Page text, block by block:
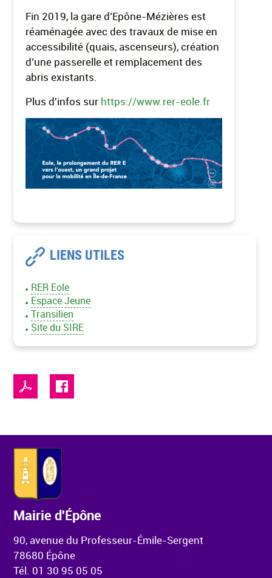
Fin 2019, la gare d’Epône-Mézières est
réaménagée avec des travaux de mise en
accessibilité (quais, ascenseurs), création
d’une passerelle et remplacement des
abris existants.
Plus d'infos sur https://www.rer-eole.fr
LIENS UTILES
RER Eole
Espace Jeune
Transilien
Site du SIRE
Mairie d'Épône
90, avenue du Professeur-Émile-Sergent
78680 Épône
Tél. 01 30 95 05 05